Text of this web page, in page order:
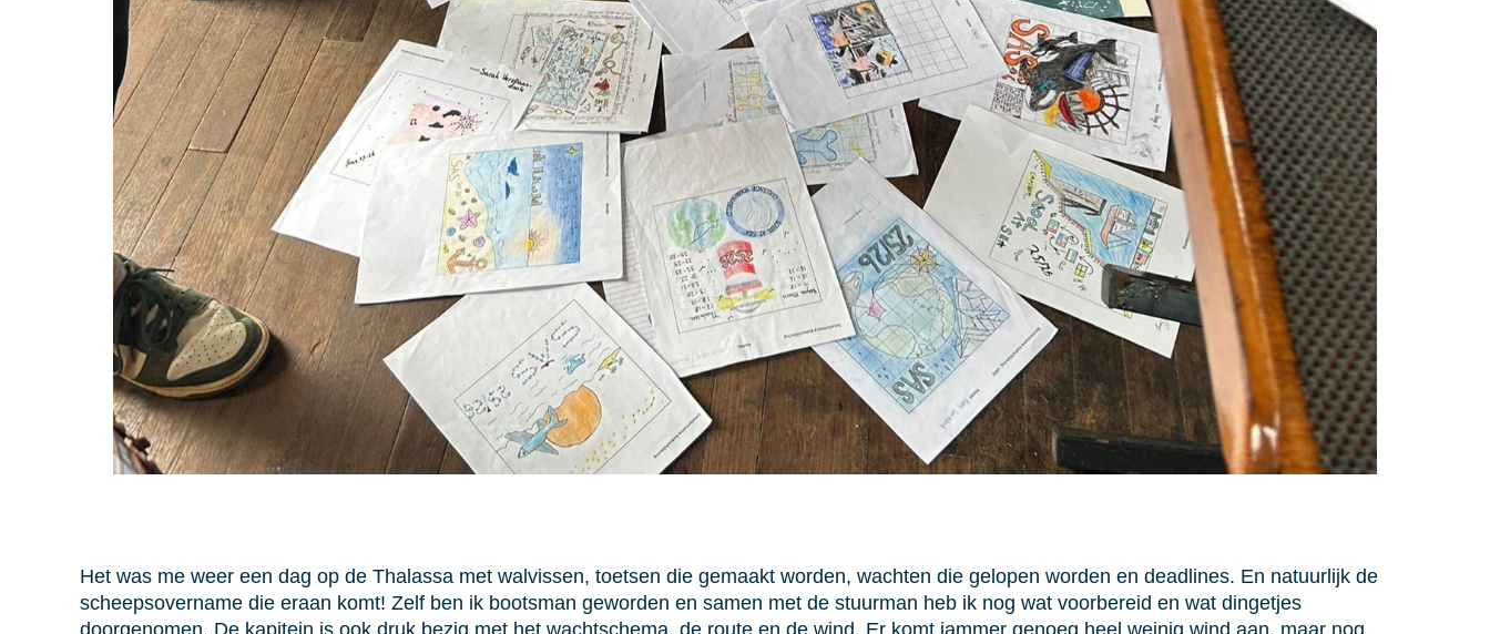
Het was me weer een dag op de Thalassa met walvissen, toetsen die gemaakt worden, wachten die gelopen worden en deadlines. En natuurlijk de
scheepsovername die eraan komt! Zelf ben ik bootsman geworden en samen met de stuurman heb ik nog wat voorbereid en wat dingetjes